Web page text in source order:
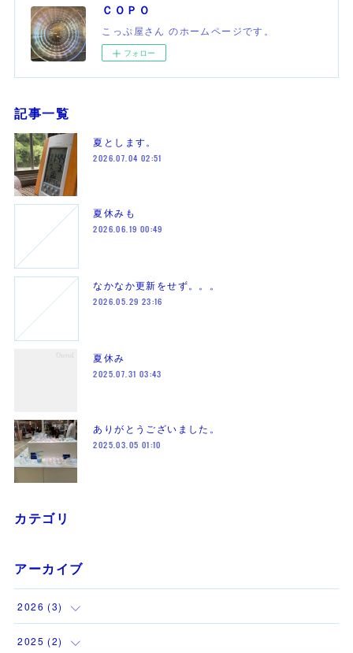
ＣＯＰＯ
こっぷ屋さん のホームページです。
フォロー
記事一覧
夏とします。
2026.07.04 02:51
夏休みも
2026.06.19 00:49
なかなか更新をせず。。。
2026.05.29 23:16
夏休み
2025.07.31 03:43
ありがとうございました。
2025.03.05 01:10
カテゴリ
アーカイブ
2026 (3)
(1
2025 (2)